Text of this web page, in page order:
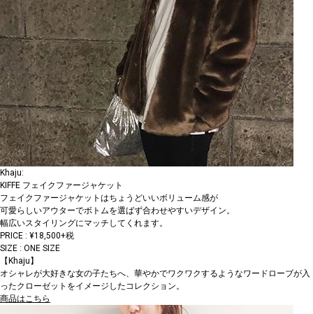
Khaju:
KIFFE フェイクファージャケット
フェイクファージャケットはちょうどいいボリューム感が
可愛らしいアウターでボトムを選ばず合わせやすいデザイン。
幅広いスタイリングにマッチしてくれます。
PRICE : ¥18,500+税
SIZE : ONE SIZE
【Khaju】
オシャレが大好きな女の子たちへ、華やかでワクワクするようなワードローブが入
ったクローゼットをイメージしたコレクション。
商品はこちら